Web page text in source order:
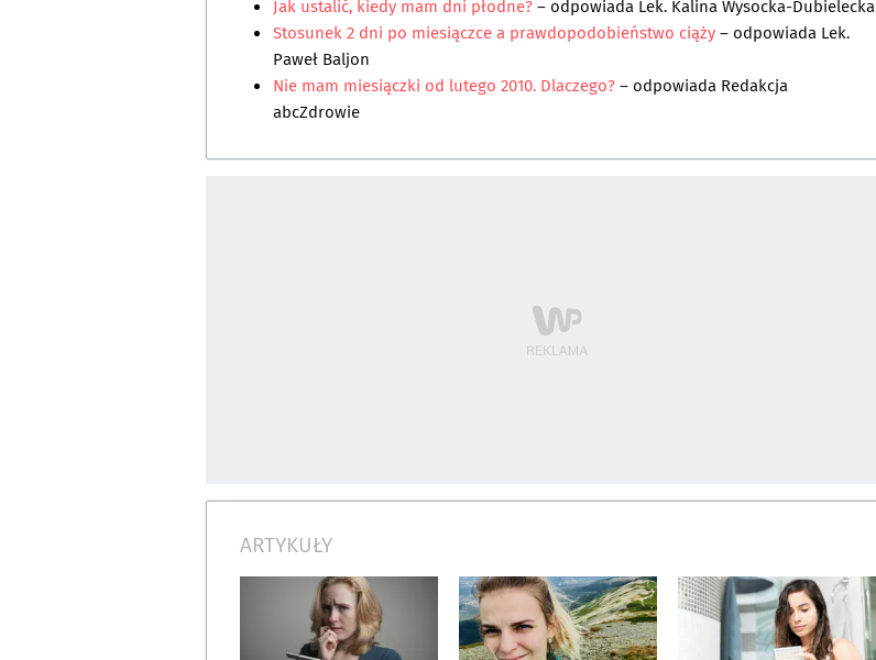
Jak ustalić, kiedy mam dni płodne?– odpowiada Lek. Kalina Wysocka-Dubielecka
Stosunek 2 dni po miesiączce a prawdopodobieństwo ciąży– odpowiada Lek.
Paweł Baljon
Nie mam miesiączki od lutego 2010. Dlaczego?– odpowiada Redakcja
abcZdrowie
ARTYKUŁY